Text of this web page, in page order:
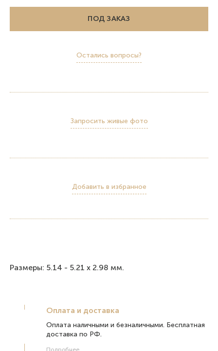
ПОД ЗАКАЗ
Остались вопросы?
Запросить живые фото
Добавить в избранное
Размеры: 5.14 - 5.21 х 2.98 мм.
Оплата и доставка
Оплата наличными и безналичными. Бесплатная
доставка по РФ.
Подробнее